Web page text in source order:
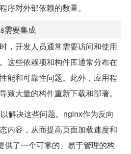
序对外部依赖的数量。
需要集成
，开发人员通常需要访问和使用
这些依赖项和构件库通常分布在
能和可靠性问题。此外，应用程
致大量的构件重新下载和部署。
解决这些问题。nginx作为反向
内容，从而提高页面加载速度和
供了一个可靠的、易于管理的构